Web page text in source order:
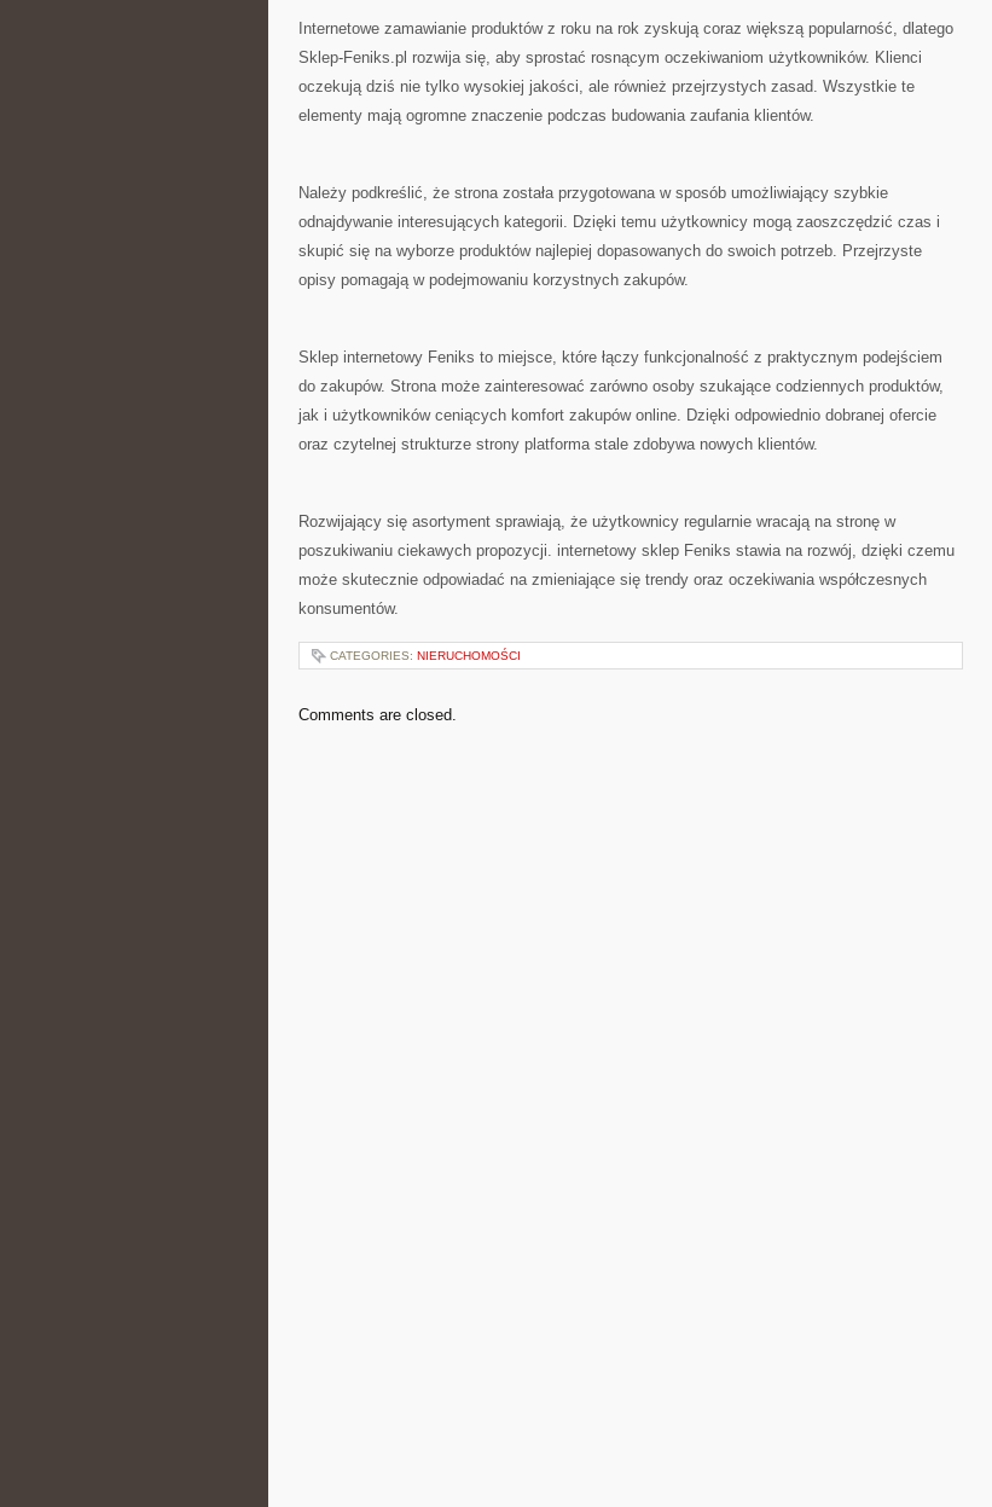
Internetowe zamawianie produktów z roku na rok zyskują coraz większą popularność, dlatego
Sklep-Feniks.pl rozwija się, aby sprostać rosnącym oczekiwaniom użytkowników. Klienci
oczekują dziś nie tylko wysokiej jakości, ale również przejrzystych zasad. Wszystkie te
elementy mają ogromne znaczenie podczas budowania zaufania klientów.
Należy podkreślić, że strona została przygotowana w sposób umożliwiający szybkie
odnajdywanie interesujących kategorii. Dzięki temu użytkownicy mogą zaoszczędzić czas i
skupić się na wyborze produktów najlepiej dopasowanych do swoich potrzeb. Przejrzyste
opisy pomagają w podejmowaniu korzystnych zakupów.
Sklep internetowy Feniks to miejsce, które łączy funkcjonalność z praktycznym podejściem
do zakupów. Strona może zainteresować zarówno osoby szukające codziennych produktów,
jak i użytkowników ceniących komfort zakupów online. Dzięki odpowiednio dobranej ofercie
oraz czytelnej strukturze strony platforma stale zdobywa nowych klientów.
Rozwijający się asortyment sprawiają, że użytkownicy regularnie wracają na stronę w
poszukiwaniu ciekawych propozycji. internetowy sklep Feniks stawia na rozwój, dzięki czemu
może skutecznie odpowiadać na zmieniające się trendy oraz oczekiwania współczesnych
konsumentów.
CATEGORIES: NIERUCHOMOŚCI
Comments are closed.